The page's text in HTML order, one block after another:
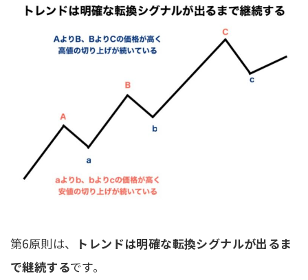
第6原則は、
トレンドは明確な転換シグナルが出るま
で継続するです。